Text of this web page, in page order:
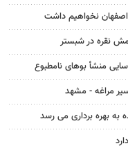
نخواهیم داشت
منشأ بوهای نامطبوع
مراغه - مشهد
به بهره برداری می رسد